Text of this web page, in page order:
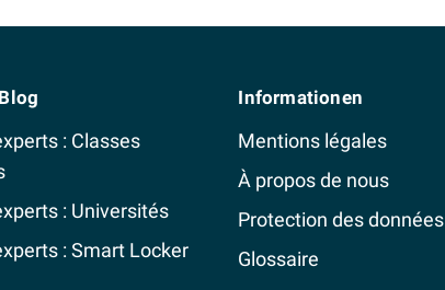
: Classes
: Universités
: Smart Locker
Informationen
Mentions légales
À propos de nous
Protection des données
Glossaire